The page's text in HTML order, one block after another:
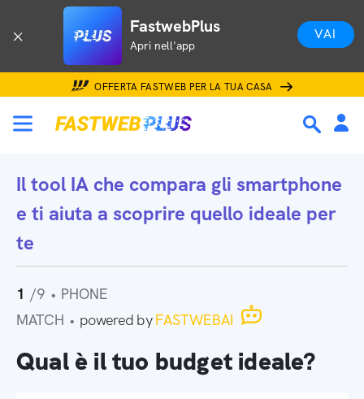
FastwebPlus
Apri nell'app
VAI
OFFERTA FASTWEB PER LA TUA CASA
Il tool IA che compara gli smartphone
e ti aiuta a scoprire quello ideale per
te
1 /9 • PHONE
MATCH • powered byFASTWEBAI
Qual è il tuo budget ideale?